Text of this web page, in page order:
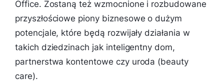
Office. Zostaną też wzmocnione i rozbudowane
przyszłościowe piony biznesowe o dużym
potencjale, które będą rozwijały działania w
takich dziedzinach jak inteligentny dom,
partnerstwa kontentowe czy uroda (beauty
care).